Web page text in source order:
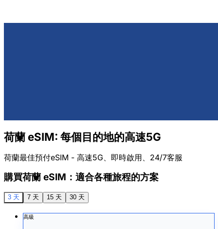
荷蘭 eSIM: 每個目的地的高速5G
荷蘭最佳預付eSIM - 高速5G、即時啟用、24/7客服
購買荷蘭 eSIM：適合各種旅程的方案
3 天 7 天 15 天 30 天
高級